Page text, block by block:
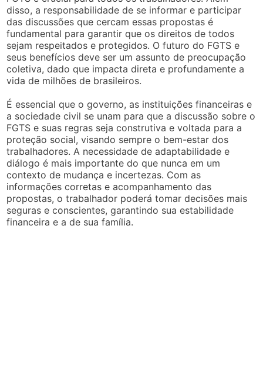
disso, a responsabilidade de se informar e participar
das discussões que cercam essas propostas é
fundamental para garantir que os direitos de todos
sejam respeitados e protegidos. O futuro do FGTS e
seus benefícios deve ser um assunto de preocupação
coletiva, dado que impacta direta e profundamente a
vida de milhões de brasileiros.
É essencial que o governo, as instituições financeiras e
a sociedade civil se unam para que a discussão sobre o
FGTS e suas regras seja construtiva e voltada para a
proteção social, visando sempre o bem-estar dos
trabalhadores. A necessidade de adaptabilidade e
diálogo é mais importante do que nunca em um
contexto de mudança e incertezas. Com as
informações corretas e acompanhamento das
propostas, o trabalhador poderá tomar decisões mais
seguras e conscientes, garantindo sua estabilidade
financeira e a de sua família.